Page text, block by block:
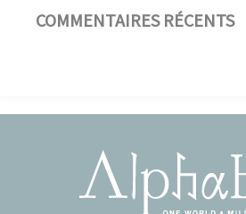
COMMENTAIRES RÉCENTS